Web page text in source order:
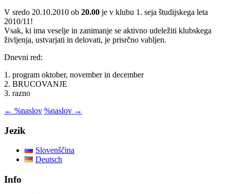
V sredo 20.10.2010 ob 20.00 je v klubu 1. seja študijskega leta
2010/11!
Vsak, ki ima veselje in zanimanje se aktivno udeležiti klubskega
življenja, ustvarjati in delovati, je prisrčno vabljen.
Dnevni red:
1. program oktober, november in december
2. BRUCOVANJE
3. razno
Krmarjenje
po
← %naslov %naslov →
Jezik
Slovenščina
Deutsch
Info